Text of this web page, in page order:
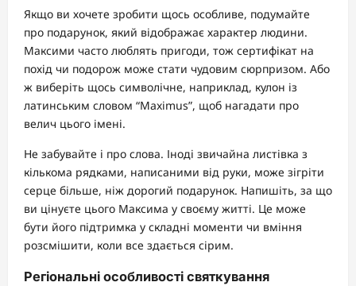
Якщо ви хочете зробити щось особливе, подумайте
про подарунок, який відображає характер людини.
Максими часто люблять пригоди, тож сертифікат на
похід чи подорож може стати чудовим сюрпризом. Або
ж виберіть щось символічне, наприклад, кулон із
латинським словом “Maximus”, щоб нагадати про
велич цього імені.
Не забувайте і про слова. Іноді звичайна листівка з
кількома рядками, написаними від руки, може зігріти
серце більше, ніж дорогий подарунок. Напишіть, за що
ви цінуєте цього Максима у своєму житті. Це може
бути його підтримка у складні моменти чи вміння
розсмішити, коли все здається сірим.
Регіональні особливості святкування